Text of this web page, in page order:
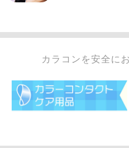
カラコンを安全に